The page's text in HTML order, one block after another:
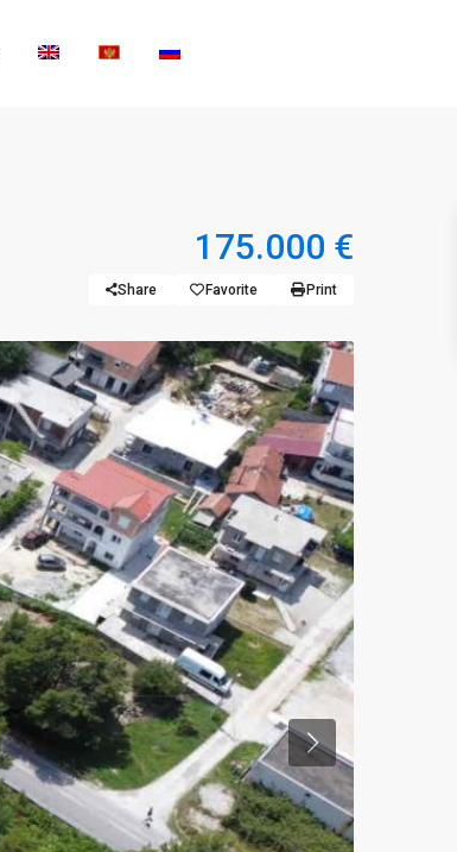
175.000 €
Share Favorite Print
Previous